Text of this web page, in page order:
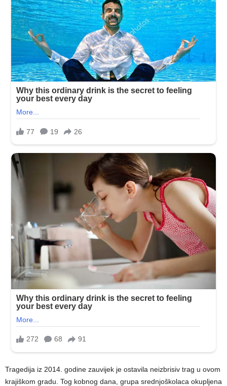
Tragedija iz 2014. godine zauvijek je ostavila neizbrisiv trag u ovom
krajiškom gradu. Tog kobnog dana, grupa srednjoškolaca okupljena